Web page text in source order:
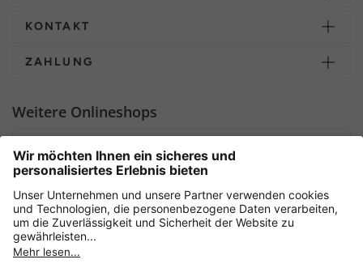
KONTAKT
ZAHLUNG
Weitere Onlineshops
Sicher einkaufen mit